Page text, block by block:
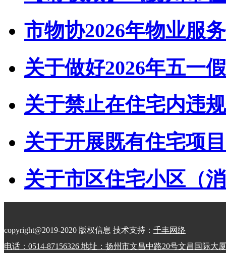
市物协2026年物业服
关于做好2026年五一
关于禁止在住宅内违
关于开展既有住宅项
关于市区住宅小区（
copyright@2019-2020 版权信息 技术支持： 千丰网络
电话：0514-87156326 地址：扬州市文昌中路20号文昌国际大厦